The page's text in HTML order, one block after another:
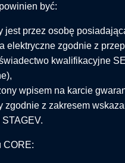
być:
jest przez osobę
elektryczne zgodnie z
kwalifikacyjne
wpisem na karcie
zgodnie z zakresem
CORE: